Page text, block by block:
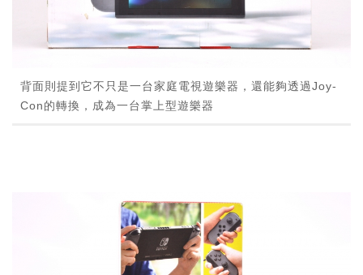
背面則提到它不只是一台家庭電視遊樂器，還能夠透過Joy-
Con的轉換，成為一台掌上型遊樂器